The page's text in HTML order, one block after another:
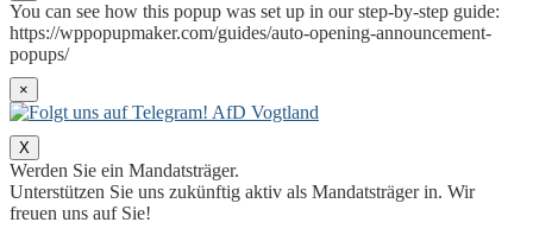
You can see how this popup was set up in our step-by-step guide:
https://wppopupmaker.com/guides/auto-opening-announcement-
popups/
×
X
Werden Sie ein Mandatsträger.
Unterstützen Sie uns zukünftig aktiv als Mandatsträger in. Wir
freuen uns auf Sie!